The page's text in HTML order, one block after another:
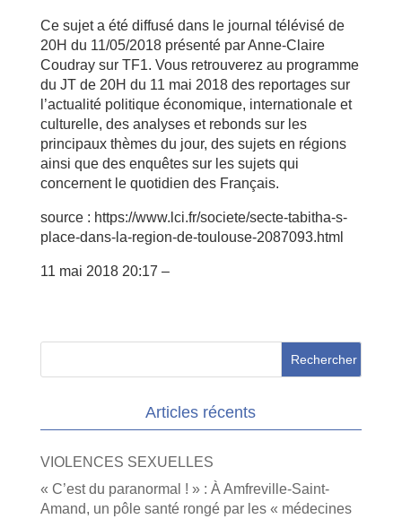
Ce sujet a été diffusé dans le journal télévisé de
20H du 11/05/2018 présenté par Anne-Claire
Coudray sur TF1. Vous retrouverez au programme
du JT de 20H du 11 mai 2018 des reportages sur
l’actualité politique économique, internationale et
culturelle, des analyses et rebonds sur les
principaux thèmes du jour, des sujets en régions
ainsi que des enquêtes sur les sujets qui
concernent le quotidien des Français.
source : https://www.lci.fr/societe/secte-tabitha-s-
place-dans-la-region-de-toulouse-2087093.html
11 mai 2018 20:17 –
Articles récents
VIOLENCES SEXUELLES
« C’est du paranormal ! » : À Amfreville-Saint-
Amand, un pôle santé rongé par les « médecines